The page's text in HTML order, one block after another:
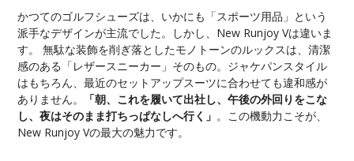
かつてのゴルフシューズは、いかにも「スポーツ用品」という
派手なデザインが主流でした。しかし、New Runjoy Vは違いま
す。 無駄な装飾を削ぎ落としたモノトーンのルックスは、清潔
感のある「レザースニーカー」そのもの。ジャケパンスタイル
はもちろん、最近のセットアップスーツに合わせても違和感が
ありません。
「朝、これを履いて出社し、午後の外回りをこな
し、夜はそのまま打ちっぱなしへ行く」 。この機動力こそが、
New Runjoy Vの最大の魅力です。